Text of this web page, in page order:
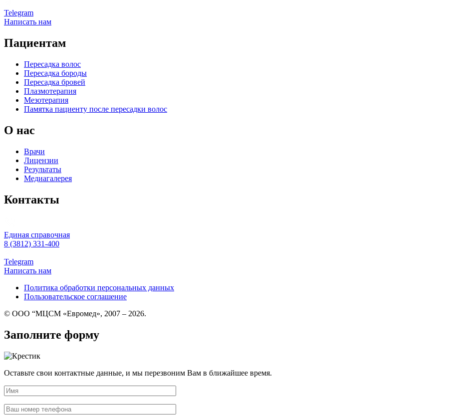
Telegram
Написать нам
Пациентам
Пересадка волос
Пересадка бороды
Пересадка бровей
Плазмотерапия
Мезотерапия
Памятка пациенту после пересадки волос
О нас
Врачи
Лицензии
Результаты
Медиагалерея
Контакты
Единая справочная
8 (3812) 331-400
Telegram
Написать нам
Политика обработки персональных данных
Пользовательское соглашение
© ООО “МЦСМ «Евромед», 2007 – 2026.
Заполните форму
Оставьте свои контактные данные, и мы перезвоним Вам в ближайшее время.